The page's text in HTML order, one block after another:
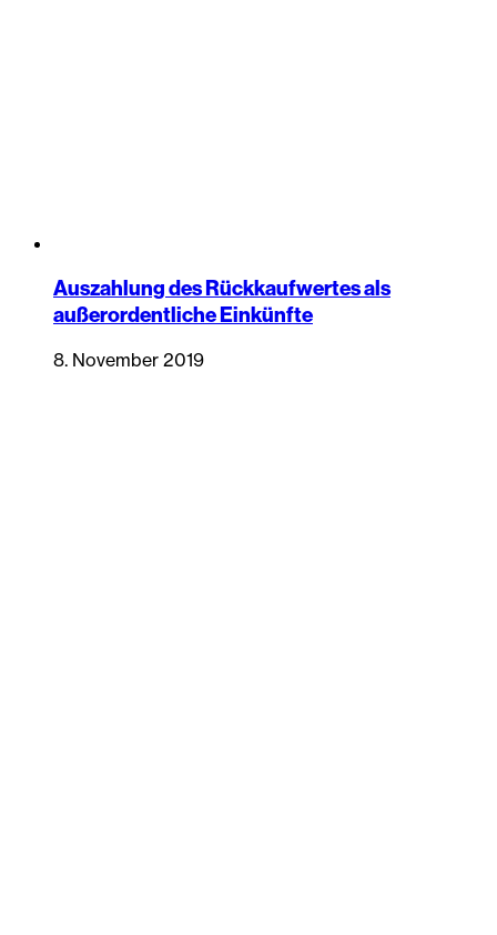
Auszahlung des Rückkaufwertes als
außerordentliche Einkünfte
8. November 2019